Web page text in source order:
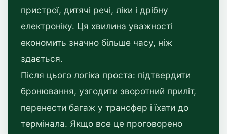
пристрої, дитячі речі, ліки і дрібну
електроніку. Ця хвилина уважності
економить значно більше часу, ніж
здається.
Після цього логіка проста: підтвердити
бронювання, узгодити зворотний приліт,
перенести багаж у трансфер і їхати до
термінала. Якщо все це проговорено